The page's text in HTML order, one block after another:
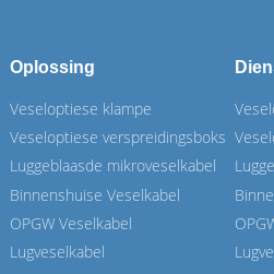
Oplossing
Veseloptiese klampe
Veseloptiese verspreidingsboks
Luggeblaasde mikroveselkabel
Binnenshuise Veselkabel
OPGW Veselkabel
Lugveselkabel